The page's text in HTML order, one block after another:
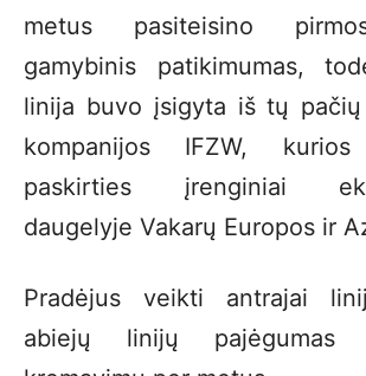
metus pasiteisino
gamybinis patikimumas,
linija buvo įsigyta iš tų
kompanijos IFZW, kurios
paskirties įrenginiai
daugelyje Vakarų Europos ir
Pradėjus veikti antrajai
abiejų linijų